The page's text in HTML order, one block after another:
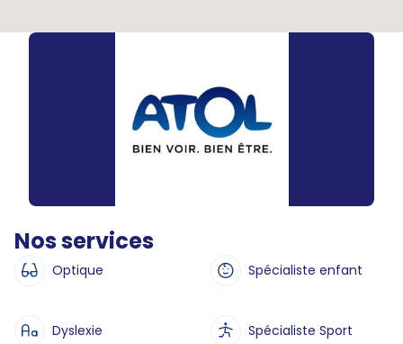
Nos services
Optique Spécialiste enfant
Dyslexie Spécialiste Sport